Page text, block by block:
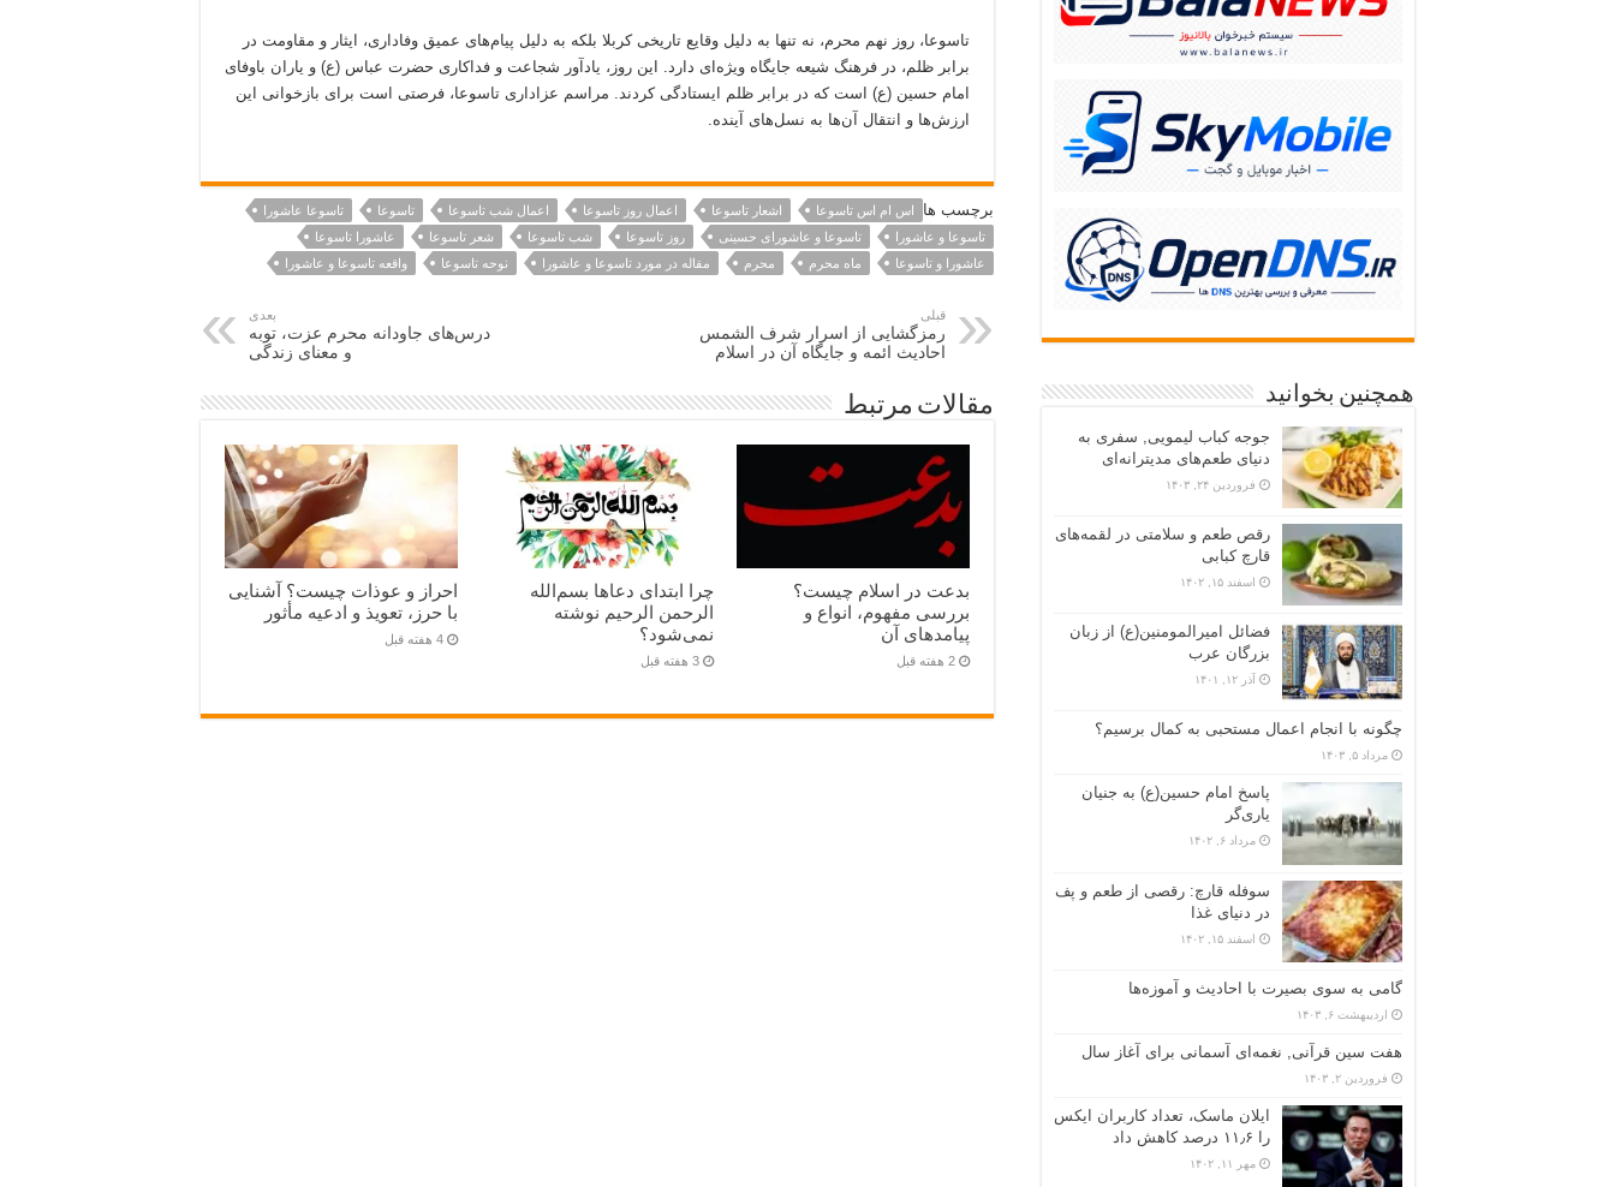
تاسوعا، روز نهم محرم، نه تنها به دلیل وقایع تاریخی کربلا بلکه به دلیل پیام‌های عمیق وفاداری، ایثار و مقاومت در
برابر ظلم، در فرهنگ شیعه جایگاه ویژه‌ای دارد. این روز، یادآور شجاعت و فداکاری حضرت عباس (ع) و یاران باوفای
امام حسین (ع) است که در برابر ظلم ایستادگی کردند. مراسم عزاداری تاسوعا، فرصتی است برای بازخوانی این
ارزش‌ها و انتقال آن‌ها به نسل‌های آینده.
برچسب ها اس ام اس تاسوعا اشعار تاسوعا اعمال روز تاسوعا اعمال شب تاسوعا تاسوعا
تاسوعا عاشورا
تاسوعا و عاشورا
تاسوعا و عاشورای حسینی روز تاسوعا شب تاسوعا شعر تاسوعا
عاشورا تاسوعا
عاشورا و تاسوعا
ماه محرم محرم مقاله در مورد تاسوعا و عاشورا نوحه تاسوعا واقعه تاسوعا و عاشورا
قبلی
رمزگشایی از اسرار شرف الشمس
احادیث ائمه و جایگاه آن در اسلام
بعدی
درس‌های جاودانه محرم عزت، توبه
و معنای زندگی
مقالات مرتبط
بدعت در اسلام چیست؟
بررسی مفهوم، انواع و
پیامدهای آن
2 هفته قبل
چرا ابتدای دعاها بسم‌الله
الرحمن الرحیم نوشته
نمی‌شود؟
3 هفته قبل
احراز و عوذات چیست؟ آشنایی
با حرز، تعویذ و ادعیه مأثور
4 هفته قبل
همچنین بخوانید
جوجه کباب لیمویی, سفری به
دنیای طعم‌های مدیترانه‌ای
فروردین ۲۴, ۱۴۰۳
رقص طعم و سلامتی در لقمه‌های
قارچ کبابی
اسفند ۱۵, ۱۴۰۲
فضائل امیرالمومنین(ع) از زبان
بزرگان عرب
آذر ۱۲, ۱۴۰۱
چگونه با انجام اعمال مستحبی به کمال برسیم؟
مرداد ۵, ۱۴۰۳
پاسخ امام حسین(ع) به جنیان
یاری‌گر
مرداد ۶, ۱۴۰۲
سوفله قارچ: رقصی از طعم و پف
در دنیای غذا
اسفند ۱۵, ۱۴۰۲
گامی به سوی بصیرت با احادیث و آموزه‌ها
اردیبهشت ۶, ۱۴۰۳
هفت سین قرآنی, نغمه‌ای آسمانی برای آغاز سال
فروردین ۲, ۱۴۰۳
ایلان ماسک، تعداد کاربران ایکس
را ۱۱٫۶ درصد کاهش داد
مهر ۱۱, ۱۴۰۲